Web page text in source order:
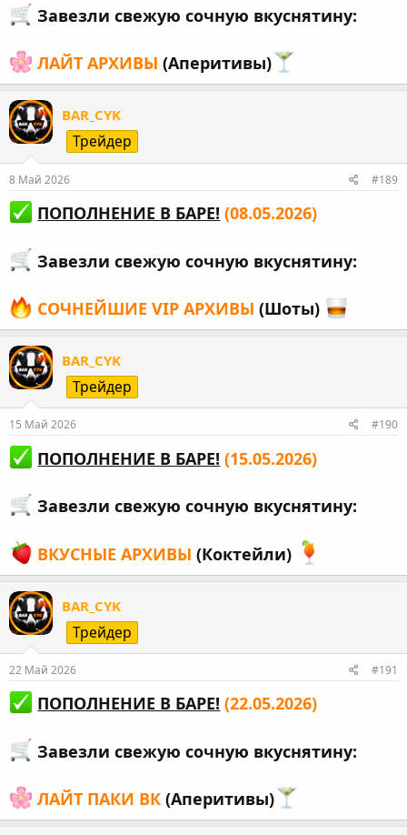
Завезли свежую сочную вкуснятину:
ЛАЙТ АРХИВЫ (Аперитивы)
BAR_CYK
Трейдер
8 Май 2026 #189
ПОПОЛНЕНИЕ В БАРЕ! (08.05.2026)
Завезли свежую сочную вкуснятину:
СОЧНЕЙШИЕ VIP АРХИВЫ (Шоты)
BAR_CYK
Трейдер
15 Май 2026 #190
ПОПОЛНЕНИЕ В БАРЕ! (15.05.2026)
Завезли свежую сочную вкуснятину:
ВКУСНЫЕ АРХИВЫ (Коктейли)
BAR_CYK
Трейдер
22 Май 2026 #191
ПОПОЛНЕНИЕ В БАРЕ! (22.05.2026)
Завезли свежую сочную вкуснятину:
ЛАЙТ ПАКИ ВК (Аперитивы)